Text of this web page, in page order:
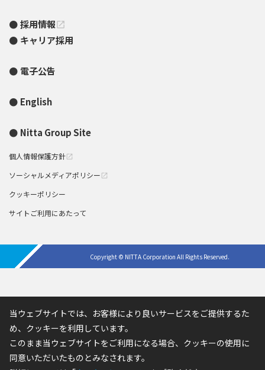
採用情報open_in_new
キャリア採用
電子公告
English
Nitta Group Site
個人情報保護方針 open_in_new
ソーシャルメディアポリシー open_in_new
クッキーポリシー
サイトご利用にあたって
Copyright © NITTA Corporation All Rights Reserved.
当ウェブサイトでは、お客様により良いサービスをご提供するた
め、クッキーを利用しています。
このまま当ウェブサイトをご利用になる場合、クッキーの使用に
同意いただいたものとみなされます。